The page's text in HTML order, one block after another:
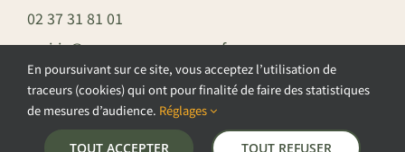
02 37 31 81 01
mairie@aunay-sous-auneau.fr
©COPYRIGHT 2026 – COMMUNE DE AUNAY-SOUS-AUNEAU –
En poursuivant sur ce site, vous acceptez l’utilisation de
traceurs (cookies) qui ont pour finalité de faire des statistiques
de mesures d’audience. Réglages
TOUT ACCEPTER TOUT REFUSER